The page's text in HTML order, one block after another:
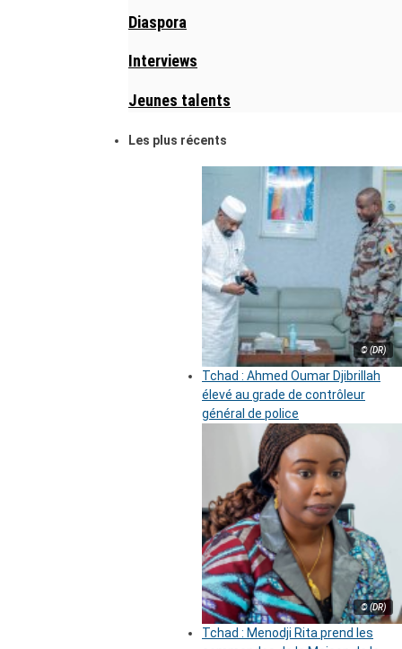
Diaspora
Interviews
Jeunes talents
Les plus récents
© (DR)
Tchad : Ahmed Oumar Djibrillah
élevé au grade de contrôleur
général de police
© (DR)
Tchad : Menodji Rita prend les